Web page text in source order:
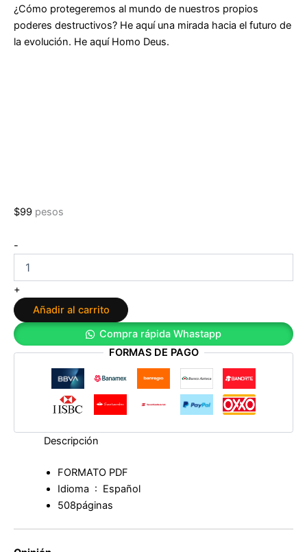
¿Cómo protegeremos al mundo de nuestros propios
poderes destructivos? He aquí una mirada hacia el futuro de
la evolución. He aquí Homo Deus.
$99 pesos
-
deus:
Breve
historia
del
mañana
de
Noah
+
Añadir al carrito
Compra rápida Whastapp
FORMAS DE PAGO
Descripción
FORMATO PDF
Idioma ‏ : ‎ Español
508páginas